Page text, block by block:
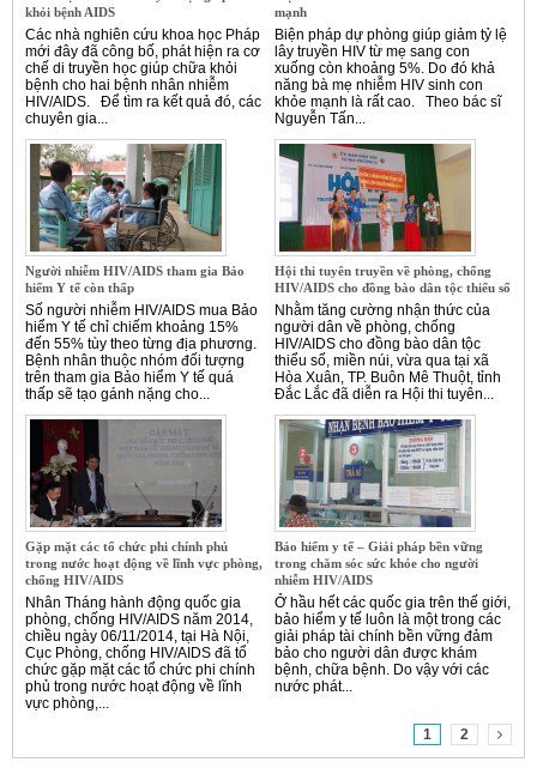
khỏi bệnh AIDS
Các nhà nghiên cứu khoa học Pháp
mới đây đã công bố, phát hiện ra cơ
chế di truyền học giúp chữa khỏi
bệnh cho hai bệnh nhân nhiễm
HIV/AIDS. Để tìm ra kết quả đó, các
chuyên gia...
mạnh
Biện pháp dự phòng giúp giảm tỷ lệ
lây truyền HIV từ mẹ sang con
xuống còn khoảng 5%. Do đó khả
năng bà mẹ nhiễm HIV sinh con
khỏe mạnh là rất cao. Theo bác sĩ
Nguyễn Tấn...
Người nhiễm HIV/AIDS tham gia Bảo
hiểm Y tế còn thấp
Số người nhiễm HIV/AIDS mua Bảo
hiểm Y tế chỉ chiếm khoảng 15%
đến 55% tùy theo từng địa phương.
Bệnh nhân thuộc nhóm đối tượng
trên tham gia Bảo hiểm Y tế quá
thấp sẽ tạo gánh nặng cho...
Hội thi tuyên truyền về phòng, chống
HIV/AIDS cho đồng bào dân tộc thiểu số
Nhằm tăng cường nhận thức của
người dân về phòng, chống
HIV/AIDS cho đồng bào dân tộc
thiểu số, miền núi, vừa qua tại xã
Hòa Xuân, TP. Buôn Mê Thuột, tỉnh
Đắc Lắc đã diễn ra Hội thi tuyên...
Gặp mặt các tổ chức phi chính phủ
trong nước hoạt động về lĩnh vực phòng,
chống HIV/AIDS
Nhân Tháng hành động quốc gia
phòng, chống HIV/AIDS năm 2014,
chiều ngày 06/11/2014, tại Hà Nội,
Cục Phòng, chống HIV/AIDS đã tổ
chức gặp mặt các tổ chức phi chính
phủ trong nước hoạt động về lĩnh
vực phòng,...
Bảo hiểm y tế – Giải pháp bền vững
trong chăm sóc sức khỏe cho người
nhiễm HIV/AIDS
Ở hầu hết các quốc gia trên thế giới,
bảo hiểm y tế luôn là một trong các
giải pháp tài chính bền vững đảm
bảo cho người dân được khám
bệnh, chữa bệnh. Do vậy với các
nước phát...
1 2